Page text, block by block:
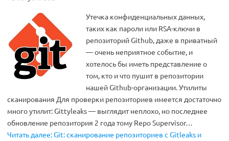
Утечка конфиденциальных данных,
таких как пароли или RSA-ключи в
репозиторий Github, даже в приватный
— очень неприятное событие, и
хотелось бы иметь представление о
том, кто и что пушит в репозитории
нашей Github-организации. Утилиты
сканирования Для проверки репозиториев имеется достаточно
много утилит: Gittyleaks — выглядит неплохо, но последнее
обновление репозитория 2 года тому Repo Supervisor…
Читать далее: Git: сканирование репозиториев с Gitleaks и